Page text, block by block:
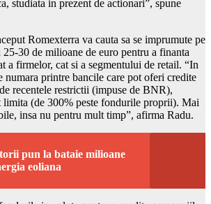
studiata in prezent de actionari”, spune
Romexterra va cauta sa se imprumute pe
30 de milioane de euro pentru a finanta
a firmelor, cat si a segmentului de retail. “In
numara printre bancile care pot oferi credite
recentele restrictii (impuse de BNR),
limita (de 300% peste fondurile proprii). Mai
insa nu pentru mult timp”, afirma Radu.
pun la bataie milioane
eoliana